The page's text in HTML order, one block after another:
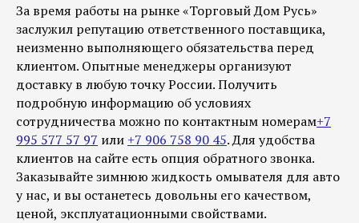
За время работы на рынке «Торговый Дом Русь»
заслужил репутацию ответственного поставщика,
неизменно выполняющего обязательства перед
клиентом. Опытные менеджеры организуют
доставку в любую точку России. Получить
подробную информацию об условиях
сотрудничества можно по контактным номерам+7
995 577 57 97 или +7 906 758 90 45. Для удобства
клиентов на сайте есть опция обратного звонка.
Заказывайте зимнюю жидкость омывателя для авто
у нас, и вы останетесь довольны его качеством,
ценой, эксплуатационными свойствами.